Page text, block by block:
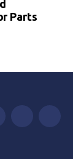
Parts